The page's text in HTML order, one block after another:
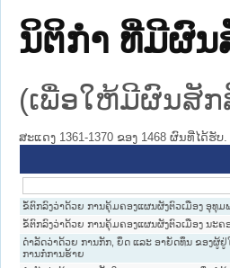
ນິຕິກໍາ ທີ່ມີຜົນ
(ເພື່ອໃຫ້ມີຜົນສັກ
ສະແດງ 1361-1370 ຂອງ 1468 ຜົນທີ່ໄດ້ຮັບ.
ຂໍ້ຕົກລົງວ່າດ້ວຍ ການຄຸ້ມຄອງແຜນຜັງຕົວເມືອງ ອຸທຸມ
ຂໍ້ຕົກລົງວ່າດ້ວຍ ການຄຸ້ມຄອງແຜນຜັງຕົວເມືອງ ນະ
ດຳລັດວ່າດ້ວຍ ການກັກ, ຍຶດ ແລະ ອາຍັດທຶນ ຂອງ
ການກໍ່ການຮ້າຍ